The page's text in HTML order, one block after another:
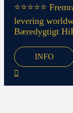
⭐⭐⭐⭐⭐
levering
Bæredygtigt
INFO